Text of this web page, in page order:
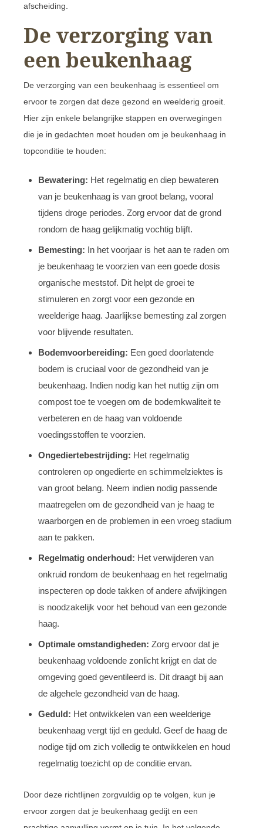
afscheiding.
De verzorging van
een beukenhaag
De verzorging van een beukenhaag is essentieel om
ervoor te zorgen dat deze gezond en weelderig groeit.
Hier zijn enkele belangrijke stappen en overwegingen
die je in gedachten moet houden om je beukenhaag in
topconditie te houden:
Bewatering: Het regelmatig en diep bewateren
van je beukenhaag is van groot belang, vooral
tijdens droge periodes. Zorg ervoor dat de grond
rondom de haag gelijkmatig vochtig blijft.
Bemesting: In het voorjaar is het aan te raden om
je beukenhaag te voorzien van een goede dosis
organische meststof. Dit helpt de groei te
stimuleren en zorgt voor een gezonde en
weelderige haag. Jaarlijkse bemesting zal zorgen
voor blijvende resultaten.
Bodemvoorbereiding: Een goed doorlatende
bodem is cruciaal voor de gezondheid van je
beukenhaag. Indien nodig kan het nuttig zijn om
compost toe te voegen om de bodemkwaliteit te
verbeteren en de haag van voldoende
voedingsstoffen te voorzien.
Ongediertebestrijding: Het regelmatig
controleren op ongedierte en schimmelziektes is
van groot belang. Neem indien nodig passende
maatregelen om de gezondheid van je haag te
waarborgen en de problemen in een vroeg stadium
aan te pakken.
Regelmatig onderhoud: Het verwijderen van
onkruid rondom de beukenhaag en het regelmatig
inspecteren op dode takken of andere afwijkingen
is noodzakelijk voor het behoud van een gezonde
haag.
Optimale omstandigheden: Zorg ervoor dat je
beukenhaag voldoende zonlicht krijgt en dat de
omgeving goed geventileerd is. Dit draagt bij aan
de algehele gezondheid van de haag.
Geduld: Het ontwikkelen van een weelderige
beukenhaag vergt tijd en geduld. Geef de haag de
nodige tijd om zich volledig te ontwikkelen en houd
regelmatig toezicht op de conditie ervan.
Door deze richtlijnen zorgvuldig op te volgen, kun je
ervoor zorgen dat je beukenhaag gedijt en een